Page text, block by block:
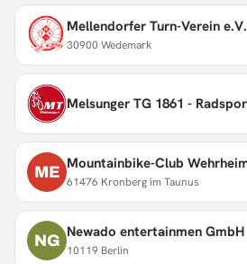
Mellendorfer Turn-Verein e.V.
30900 Wedemark
Melsunger TG 1861 -
ME Mountainbike-Club
61476 Kronberg im Taunus
NG Newado entertainmen GmbH
10119 Berlin